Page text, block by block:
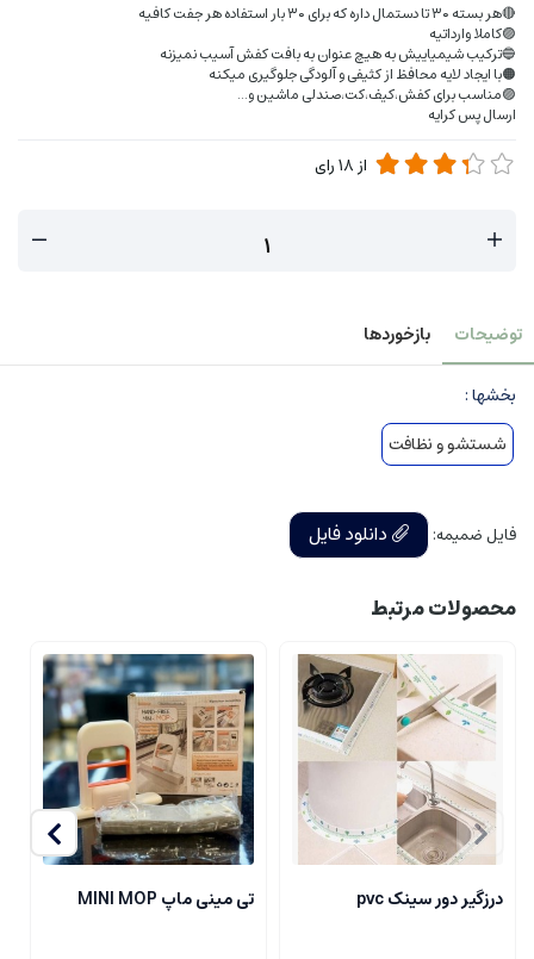
🔴هر بسته ۳۰ تا دستمال داره که برای ۳۰ بار استفاده هر جفت کافیه
🟣کاملا وارداتیه
🔵ترکیب شیمیاییش به هیچ عنوان به بافت کفش آسیب نمیزنه
🟠با ایجاد لایه محافظ از کثیفی و آلودگی جلوگیری میکنه
🟣مناسب برای کفش،کیف،کت،صندلی ماشین و...
ارسال پس کرایه
از 18رای
توضیحات بازخوردها
بخشها :
شستشو و نظافت
فایل ضمیمه: دانلود فایل
محصولات مرتبط
درزگیر دور سینک pvc تی مینی ماپ MINI MOP